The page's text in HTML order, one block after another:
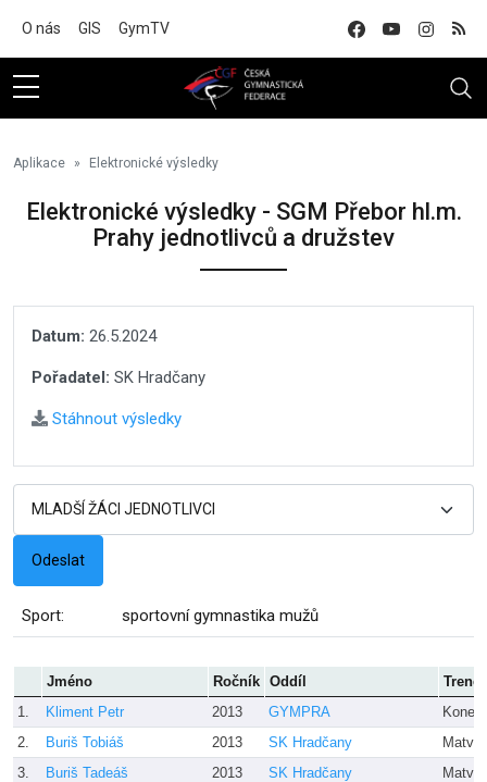
O nás GIS GymTV
Aplikace Elektronické výsledky
Elektronické výsledky - SGM Přebor hl.m.
Prahy jednotlivců a družstev
Datum: 26.5.2024
Pořadatel: SK Hradčany
Stáhnout výsledky
Sport: sportovní gymnastika mužů
Jméno Ročník Oddíl
Trenér
1.
Kliment Petr 2013 GYMPRA
2.
Buriš Tobiáš 2013 SK Hradčany
3.
Buriš Tadeáš 2013 SK Hradčany